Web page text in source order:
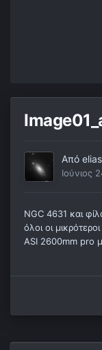
Από
Ιούνιος
NGC 4631 και
όλοι οι
ASI 2600mm pro